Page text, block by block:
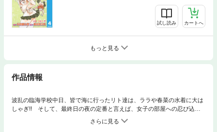
試し読み カートへ
もっと見る
作品情報
波乱の臨海学校中日、皆で海に行ったリト達は、ララや春菜の水着に大は
しゃぎ!! そして、最終日の夜の定番と言えば、女子の部屋への忍び込
み。そこで、リトはララの真剣な気持ちに心が揺れ出すのだが……。